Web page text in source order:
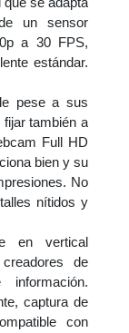
un sensor
a 30 FPS,
estándar.
pese a sus
también a
Full HD
bien y su
No
nítidos y
en vertical
de
captura de
con